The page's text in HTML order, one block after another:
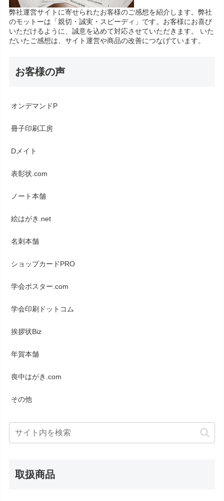
弊社運営サイトに寄せられたお客様のご感想を紹介します。弊社
のモットーは「親切・誠実・スピーディ」です。お客様にお喜び
いただけるように、誠意を込めて対応させていただきます。 いた
だいたご感想は、サイト運営や商品の改善につなげています。
お客様の声
オンデマンドP
冊子印刷工房
Dメイト
表彰状.com
ノート本舗
絵はがき.net
名刺本舗
ショップカードPRO
学会ポスター.com
学会印刷ドットコム
挨拶状Biz
年賀本舗
喪中はがき.com
その他
取扱商品